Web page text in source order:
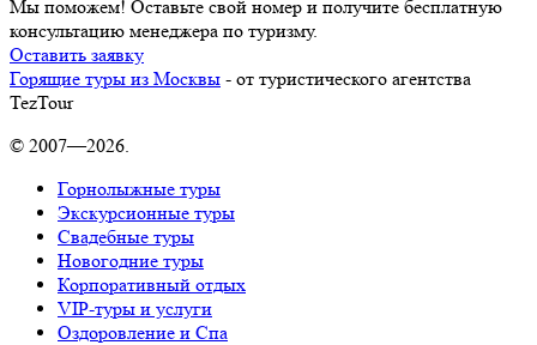
Мы поможем! Оставьте свой номер и получите бесплатную
консультацию менеджера по туризму.
Оставить заявку
Горящие туры из Москвы - от туристического агентства
TezTour
© 2007—2026.
Горнолыжные туры
Экскурсионные туры
Свадебные туры
Новогодние туры
Корпоративный отдых
VIP-туры и услуги
Оздоровление и Спа